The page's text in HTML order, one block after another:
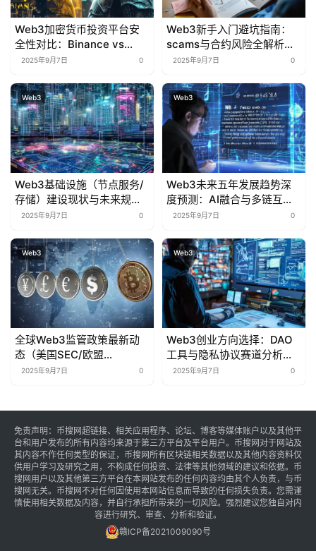
Web3加密货币投资平台安
全性对比：Binance vs
Bybit，谁更值得信赖？
2025年9月7日 0
Web3新手入门避坑指南：
scams与合约风险全解析及
常见误区破解
2025年9月7日 0
Web3
Web3基础设施（节点服务/
存储）建设现状与未来规
划：技术突破与生态布局
2025年9月7日 0
Web3
Web3未来五年发展趋势深
度预测：AI融合与多链互操
作将如何重塑行业？
2025年9月7日 0
Web3
全球Web3监管政策最新动
态（美国SEC/欧盟
MiCA）：影响、挑战与破局
2025年9月7日 0
Web3
Web3创业方向选择：DAO
工具与隐私协议赛道分析及
商业模式设计指南
2025年9月7日 0
免责声明：币搜网超链接、相关应用程序、论坛、博客等媒体账户以及其他平
台和用户发布的所有内容均来源于第三方平台及平台用户。币搜网对于网站及
其内容不作任何类型的保证，币搜网所有区块链相关数据以及其他内容资料仅
供用户学习及研究之用，不构成任何投资、法律等其他领域的建议和依据。币
搜网用户以及其他第三方平台在本网站发布的任何内容均由其个人负责，与币
搜网无关。币搜网不对任何因使用本网站信息而导致的任何损失负责。您需谨
慎使用相关数据及内容，并自行承担所带来的一切风险。强烈建议您独自对内
容进行研究、审查、分析和验证。
赣ICP备2021009090号